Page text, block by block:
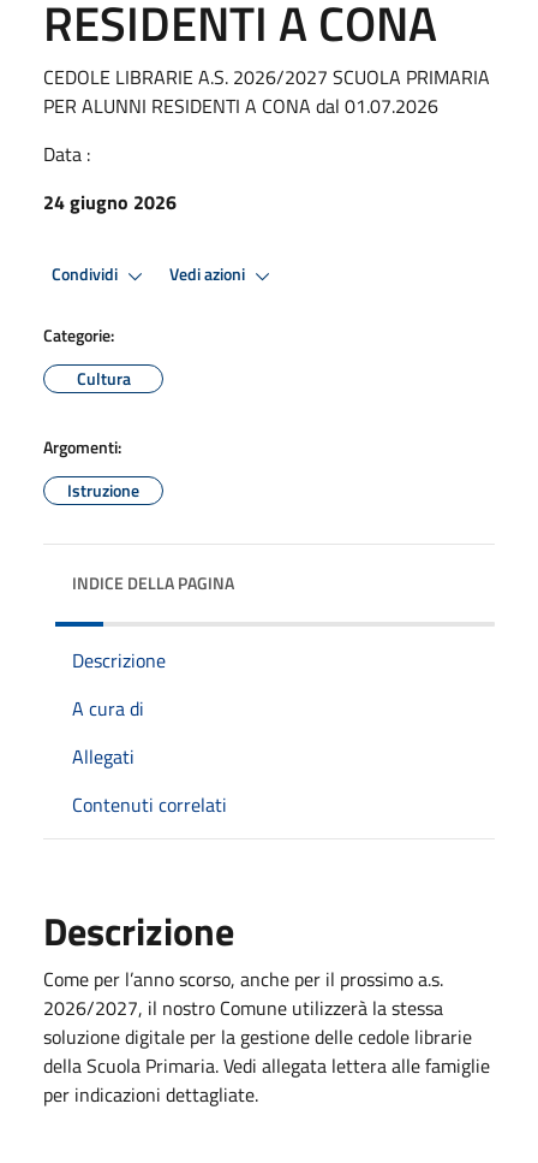
RESIDENTI A CONA
CEDOLE LIBRARIE A.S. 2026/2027 SCUOLA PRIMARIA
PER ALUNNI RESIDENTI A CONA dal 01.07.2026
Data :
24 giugno 2026
Condividi Vedi azioni
Categorie:
Cultura
Argomenti:
Istruzione
INDICE DELLA PAGINA
Descrizione
A cura di
Allegati
Contenuti correlati
Descrizione
Come per l’anno scorso, anche per il prossimo a.s.
2026/2027, il nostro Comune utilizzerà la stessa
soluzione digitale per la gestione delle cedole librarie
della Scuola Primaria. Vedi allegata lettera alle famiglie
per indicazioni dettagliate.